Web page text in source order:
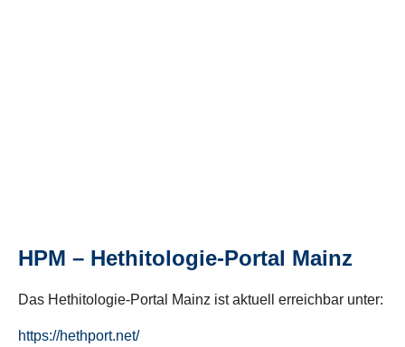
HPM – Hethitologie-Portal Mainz
Das Hethitologie-Portal Mainz ist aktuell erreichbar unter:
https://hethport.net/